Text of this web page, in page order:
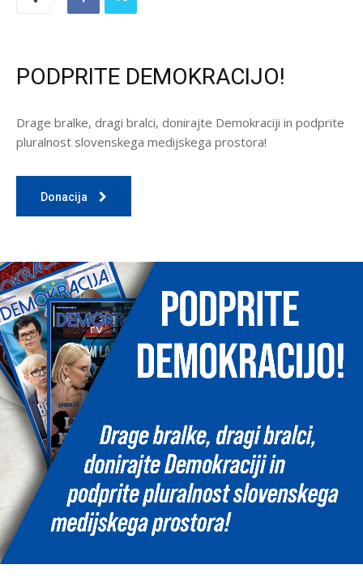
PODPRITE DEMOKRACIJO!
Drage bralke, dragi bralci, donirajte Demokraciji in podprite
pluralnost slovenskega medijskega prostora!
Donacija